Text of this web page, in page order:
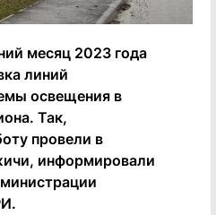
месяц 2023 года
линий
освещения в
Так,
провели в
информировали